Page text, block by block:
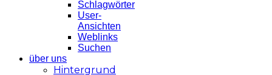
Schlagwörter
User-
Ansichten
Weblinks
Suchen
über uns
Hintergrund